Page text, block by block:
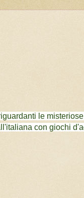
le
con giochi